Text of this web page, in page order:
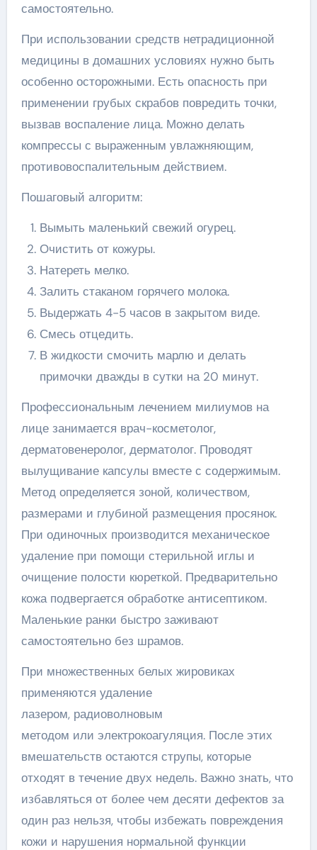
самостоятельно.
При использовании средств нетрадиционной
медицины в домашних условиях нужно быть
особенно осторожными. Есть опасность при
применении грубых скрабов повредить точки,
вызвав воспаление лица. Можно делать
компрессы с выраженным увлажняющим,
противовоспалительным действием.
Пошаговый алгоритм:
Вымыть маленький свежий огурец.
Очистить от кожуры.
Натереть мелко.
Залить стаканом горячего молока.
Выдержать 4-5 часов в закрытом виде.
Смесь отцедить.
В жидкости смочить марлю и делать
примочки дважды в сутки на 20 минут.
Профессиональным лечением милиумов на
лице занимается врач-косметолог,
дерматовенеролог, дерматолог. Проводят
вылущивание капсулы вместе с содержимым.
Метод определяется зоной, количеством,
размерами и глубиной размещения просянок.
При одиночных производится механическое
удаление при помощи стерильной иглы и
очищение полости кюреткой. Предварительно
кожа подвергается обработке антисептиком.
Маленькие ранки быстро заживают
самостоятельно без шрамов.
При множественных белых жировиках
применяются удаление
лазером, радиоволновым
методом или электрокоагуляция. После этих
вмешательств остаются струпы, которые
отходят в течение двух недель. Важно знать, что
избавляться от более чем десяти дефектов за
один раз нельзя, чтобы избежать повреждения
кожи и нарушения нормальной функции